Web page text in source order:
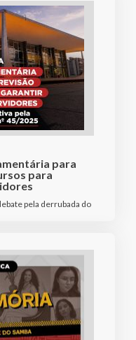
para
para
pela derrubada do